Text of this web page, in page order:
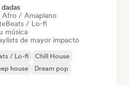
Afro / Amapiano
Beats / Lo-fi
música
de mayor impacto
/ Lo-fi
Chill House
house
Dream pop